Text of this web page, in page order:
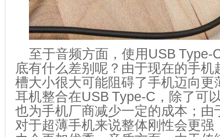
至于音频方面，使用USB Type-
底有什么差别呢？由于现在的手机
槽大小很大可能阻碍了手机迈向更
耳机整合在USB Type-C，除了可
也为手机厂商减少一定的成本；由
对于超薄手机来说整体刚性会更强